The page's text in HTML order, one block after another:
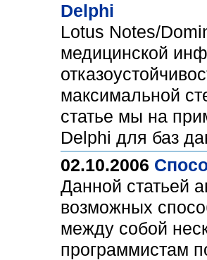
Delphi
Lotus Notes/
медицинской
максимальной
статье мы на
Delphi для баз
02.10.2006
Данной статьей
возможных
между собой
программистам